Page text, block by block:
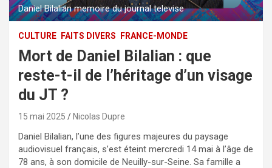
Daniel Bilalian memoire du journal televise
CULTURE FAITS DIVERS FRANCE-MONDE
Mort de Daniel Bilalian : que
reste-t-il de l’héritage d’un visage
du JT ?
15 mai 2025 Nicolas Dupre
Daniel Bilalian, l’une des figures majeures du paysage
audiovisuel français, s’est éteint mercredi 14 mai à l’âge de
78 ans, à son domicile de Neuilly-sur-Seine. Sa famille a